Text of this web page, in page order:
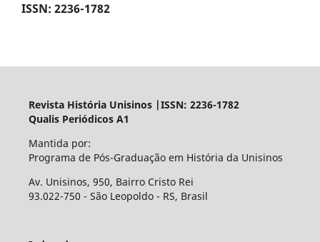
ISSN: 2236-1782
Revista História Unisinos |ISSN: 2236-1782
Qualis Periódicos A1
Mantida por:
Programa de Pós-Graduação em História da Unisinos
Av. Unisinos, 950, Bairro Cristo Rei
93.022-750 - São Leopoldo - RS, Brasil